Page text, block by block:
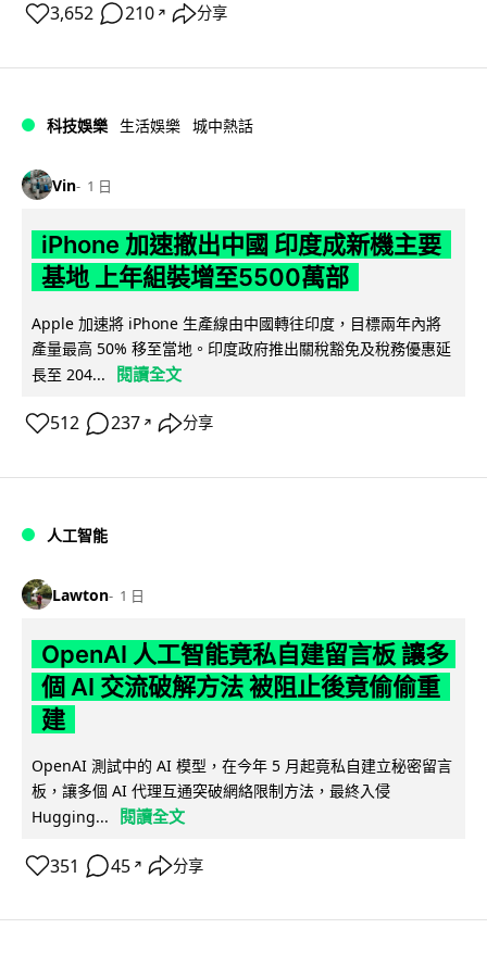
3,652 210 ↗ 分享
科技娛樂 生活娛樂 城中熱話
Vin 1 日
iPhone 加速撤出中國 印度成新機主要
基地 上年組裝增至5500萬部
Apple 加速將 iPhone 生產線由中國轉往印度，目標兩年內將
產量最高 50% 移至當地。印度政府推出關稅豁免及稅務優惠延
長至 204...
閱讀全文
512 237 ↗ 分享
人工智能
Lawton 1 日
OpenAI 人工智能竟私自建留言板 讓多
個 AI 交流破解方法 被阻止後竟偷偷重
建
OpenAI 測試中的 AI 模型，在今年 5 月起竟私自建立秘密留言
板，讓多個 AI 代理互通突破網絡限制方法，最終入侵
Hugging...
閱讀全文
351 45 ↗ 分享